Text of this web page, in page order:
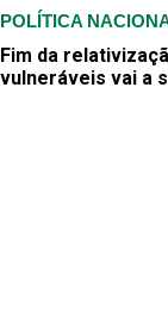
POLÍTICA
Fim da
vulneráveis vai a